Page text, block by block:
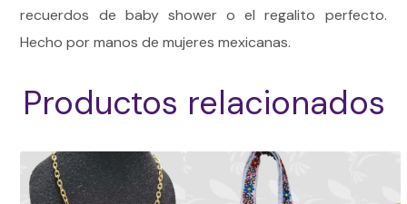
recuerdos de baby shower o el regalito perfecto.
Hecho por manos de mujeres mexicanas.
Productos relacionados